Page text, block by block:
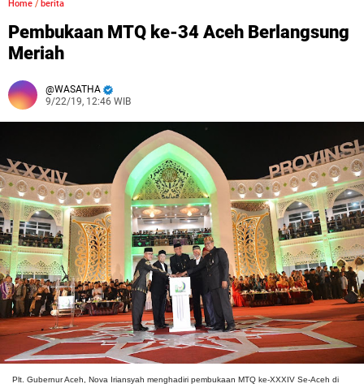
Home / berita
Pembukaan MTQ ke-34 Aceh Berlangsung
Meriah
WASATHA
9/22/19, 12:46 WIB
Plt. Gubernur Aceh, Nova Iriansyah menghadiri pembukaan MTQ ke-XXXIV Se-Aceh di